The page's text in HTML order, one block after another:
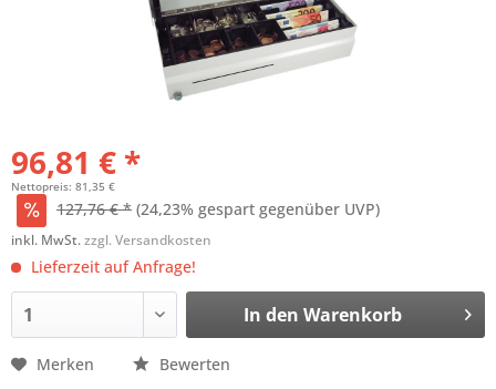
96,81 € *
Nettopreis: 81,35 €
127,76 € * (24,23% gespart gegenüber UVP)
inkl. MwSt.zzgl. Versandkosten
Lieferzeit auf Anfrage!
In den Warenkorb
Merken Bewerten